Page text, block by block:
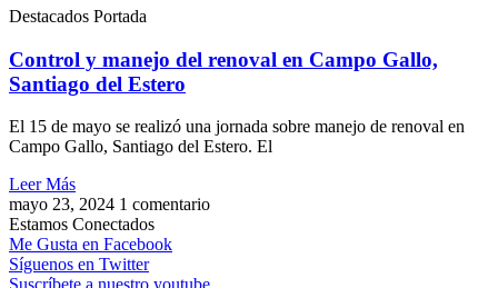
Destacados Portada
Control y manejo del renoval en Campo Gallo,
Santiago del Estero
El 15 de mayo se realizó una jornada sobre manejo de renoval en
Campo Gallo, Santiago del Estero. El
Leer Más
mayo 23, 2024 1 comentario
Estamos Conectados
Me Gusta en Facebook
Síguenos en Twitter